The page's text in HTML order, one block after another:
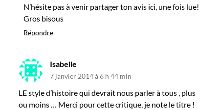
N’hésite pas à venir partager ton avis ici, une fois lue!
Gros bisous
Répondre
Isabelle
7 janvier 2014 à 6 h 44 min
LE style d’histoire qui devrait nous parler à tous , plus
ou moins … Merci pour cette critique, je note le titre !